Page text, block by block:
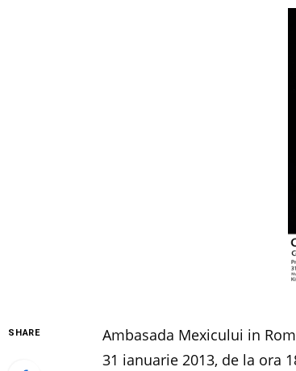
SHARE
Ambasada Mexicului in
31 ianuarie 2013, de la ora